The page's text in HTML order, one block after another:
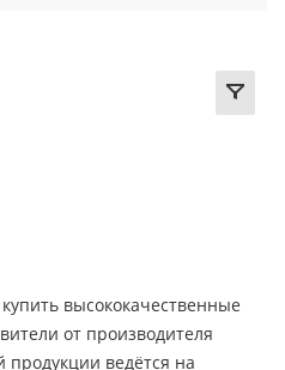
высококачественные
от производителя
продукции ведётся на